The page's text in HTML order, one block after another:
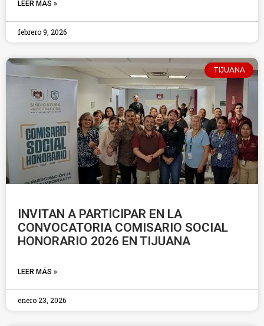
LEER MÁS »
febrero 9, 2026
TIJUANA
INVITAN A PARTICIPAR EN LA
CONVOCATORIA COMISARIO SOCIAL
HONORARIO 2026 EN TIJUANA
LEER MÁS »
enero 23, 2026